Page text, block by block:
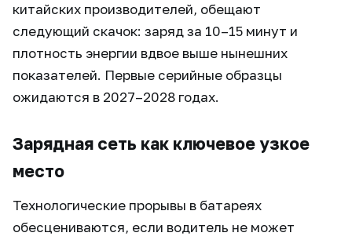
китайских производителей, обещают
следующий скачок: заряд за 10–15 минут и
плотность энергии вдвое выше нынешних
показателей. Первые серийные образцы
ожидаются в 2027–2028 годах.
Зарядная сеть как ключевое узкое
место
Технологические прорывы в батареях
обесцениваются, если водитель не может